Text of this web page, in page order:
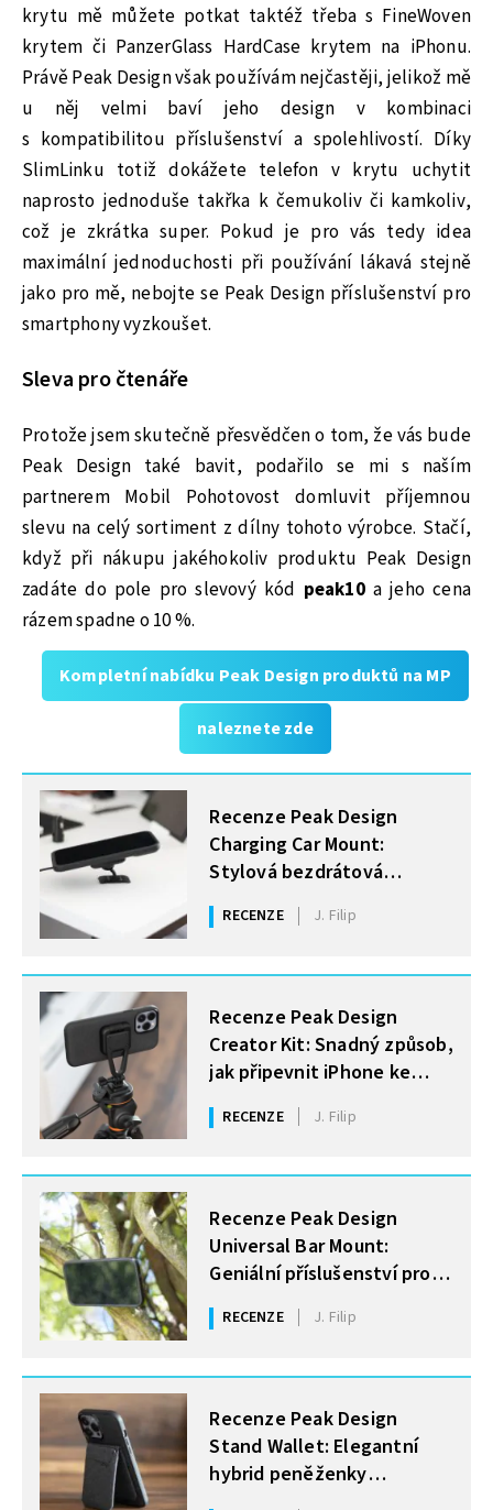
krytu mě můžete potkat taktéž třeba s FineWoven
krytem či PanzerGlass HardCase krytem na iPhonu.
Právě Peak Design však používám nejčastěji, jelikož mě
u něj velmi baví jeho design v kombinaci
s kompatibilitou příslušenství a spolehlivostí. Díky
SlimLinku totiž dokážete telefon v krytu uchytit
naprosto jednoduše takřka k čemukoliv či kamkoliv,
což je zkrátka super. Pokud je pro vás tedy idea
maximální jednoduchosti při používání lákavá stejně
jako pro mě, nebojte se Peak Design příslušenství pro
smartphony vyzkoušet.
Sleva pro čtenáře
Protože jsem skutečně přesvědčen o tom, že vás bude
Peak Design také bavit, podařilo se mi s naším
partnerem Mobil Pohotovost domluvit příjemnou
slevu na celý sortiment z dílny tohoto výrobce. Stačí,
když při nákupu jakéhokoliv produktu Peak Design
zadáte do pole pro slevový kód peak10 a jeho cena
rázem spadne o 10 %.
Kompletní nabídku Peak Design produktů na MP
naleznete zde
MOHLO BY VÁS ZAJÍMAT
Recenze Peak Design
Charging Car Mount:
Stylová bezdrátová
nabíječka do auta
RECENZE J. Filip
MOHLO BY VÁS ZAJÍMAT
Recenze Peak Design
Creator Kit: Snadný způsob,
jak připevnit iPhone ke
stativu, helmě či držáku
RECENZE J. Filip
MOHLO BY VÁS ZAJÍMAT
Recenze Peak Design
Universal Bar Mount:
Geniální příslušenství pro
přichycení iPhonu (téměř)
kamkoliv
RECENZE J. Filip
MOHLO BY VÁS ZAJÍMAT
Recenze Peak Design
Stand Wallet: Elegantní
hybrid peněženky
a stojánku